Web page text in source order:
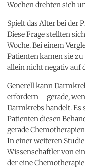
Wochen drehten sich
Spielt das Alter bei der
Diese Frage stellten
Woche. Bei einem
Patienten kamen sie zu
allein nicht negativ auf
Generell kann
erfordern – gerade,
Darmkrebs handelt. Es
Patienten diesen
gerade
In einer weiteren
Wissenschaftler von
der eine